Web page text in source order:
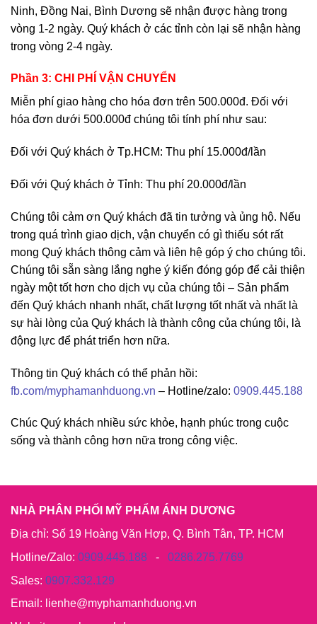
Ninh, Đồng Nai, Bình Dương sẽ nhận được hàng trong
vòng 1-2 ngày. Quý khách ở các tỉnh còn lại sẽ nhận hàng
trong vòng 2-4 ngày.
Phần 3: CHI PHÍ VẬN CHUYỂN
Miễn phí giao hàng cho hóa đơn trên 500.000đ. Đối với
hóa đơn dưới 500.000đ chúng tôi tính phí như sau:
Đối với Quý khách ở Tp.HCM: Thu phí 15.000đ/lần
Đối với Quý khách ở Tỉnh: Thu phí 20.000đ/lần
Chúng tôi cảm ơn Quý khách đã tin tưởng và ủng hộ. Nếu
trong quá trình giao dịch, vận chuyển có gì thiếu sót rất
mong Quý khách thông cảm và liên hệ góp ý cho chúng tôi.
Chúng tôi sẵn sàng lắng nghe ý kiến đóng góp để cải thiện
ngày một tốt hơn cho dịch vụ của chúng tôi – Sản phẩm
đến Quý khách nhanh nhất, chất lượng tốt nhất và nhất là
sự hài lòng của Quý khách là thành công của chúng tôi, là
động lực để phát triển hơn nữa.
Thông tin Quý khách có thể phản hồi:
fb.com/myphamanhduong.vn – Hotline/zalo: 0909.445.188
Chúc Quý khách nhiều sức khỏe, hạnh phúc trong cuộc
sống và thành công hơn nữa trong công việc.
NHÀ PHÂN PHỐI MỸ PHẨM ÁNH DƯƠNG
Địa chỉ: Số 19 Hoàng Văn Hợp, Q. Bình Tân, TP. HCM
Hotline/Zalo: 0909.445.188 - 0286.275.7769
Sales: 0907.332.129
Email: lienhe@myphamanhduong.vn